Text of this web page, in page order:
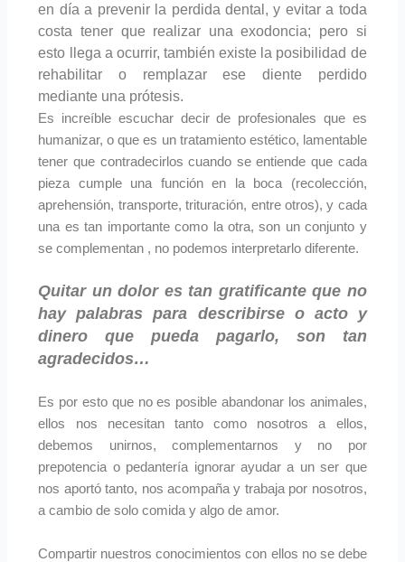
en día a prevenir la perdida dental, y evitar a toda
costa tener que realizar una exodoncia; pero si
esto llega a ocurrir, también existe la posibilidad de
rehabilitar o remplazar ese diente perdido
mediante una prótesis.
Es increíble escuchar decir de profesionales que es
humanizar, o que es un tratamiento estético, lamentable
tener que contradecirlos cuando se entiende que cada
pieza cumple una función en la boca (recolección,
aprehensión, transporte, trituración, entre otros), y cada
una es tan importante como la otra, son un conjunto y
se complementan , no podemos interpretarlo diferente.
Quitar un dolor es tan gratificante que no
hay palabras para describirse o acto y
dinero que pueda pagarlo, son tan
agradecidos…
Es por esto que no es posible abandonar los animales,
ellos nos necesitan tanto como nosotros a ellos,
debemos unirnos, complementarnos y no por
prepotencia o pedantería ignorar ayudar a un ser que
nos aportó tanto, nos acompaña y trabaja por nosotros,
a cambio de solo comida y algo de amor.
Compartir nuestros conocimientos con ellos no se debe